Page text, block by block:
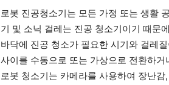
로봇 진공청소기는 모든 가정 또는 생활
기 및 소닉 걸레는 진공 청소기이기 때문
바닥에 진공 청소가 필요한 시기와 걸레
사이를 수동으로 또는 가상으로 전환하
로봇 청소기는 카메라를 사용하여 장난